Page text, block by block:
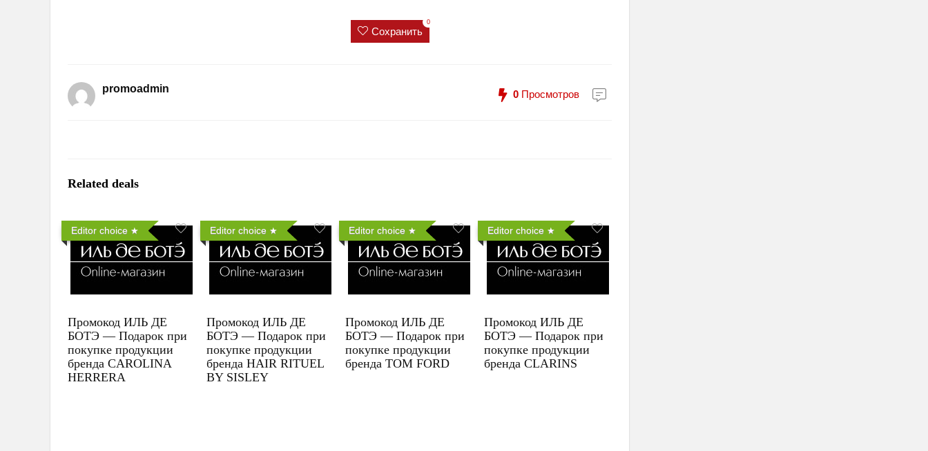
Сохранить
0
promoadmin 0 Просмотров
Related deals
Editor choice
Промокод ИЛЬ ДЕ
БОТЭ — Подарок при
покупке продукции
бренда CAROLINA
HERRERA
Editor choice
Промокод ИЛЬ ДЕ
БОТЭ — Подарок при
покупке продукции
бренда HAIR RITUEL
BY SISLEY
Editor choice
Промокод ИЛЬ ДЕ
БОТЭ — Подарок при
покупке продукции
бренда TOM FORD
Editor choice
Промокод ИЛЬ ДЕ
БОТЭ — Подарок при
покупке продукции
бренда CLARINS